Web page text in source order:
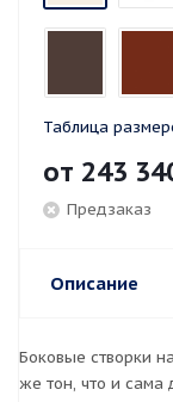
Таблица
от 243
Предзаказ
Описание
Боковые створки
же тон, что и